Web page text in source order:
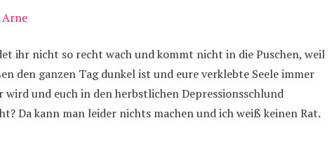
Arne
ihr nicht so recht wach und kommt nicht in die Puschen, weil
den ganzen Tag dunkel ist und eure verklebte Seele immer
wird und euch in den herbstlichen Depressionsschlund
Da kann man leider nichts machen und ich weiß keinen Rat.